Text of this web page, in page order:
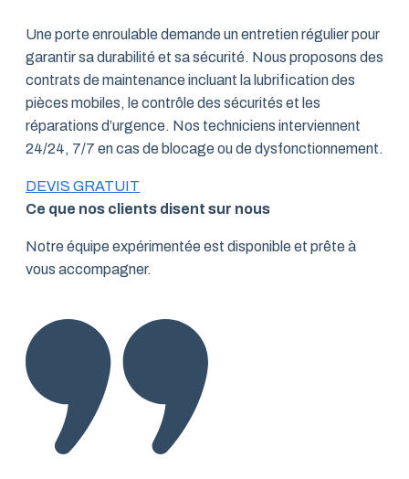
Une porte enroulable demande un entretien régulier pour
garantir sa durabilité et sa sécurité. Nous proposons des
contrats de maintenance incluant la lubrification des
pièces mobiles, le contrôle des sécurités et les
réparations d’urgence. Nos techniciens interviennent
24/24, 7/7 en cas de blocage ou de dysfonctionnement.
DEVIS GRATUIT
Ce que nos clients disent sur nous
Notre équipe expérimentée est disponible et prête à
vous accompagner.